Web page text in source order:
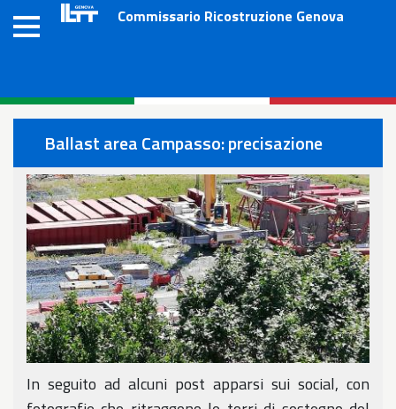
Salta
Commissario Ricostruzione Genova
Ballast area Campasso: precisazione
In seguito ad alcuni post apparsi sui social, con